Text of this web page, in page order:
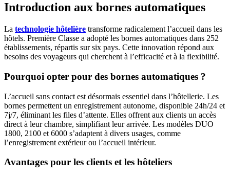
Introduction aux bornes automatiques
La technologie hôtelière transforme radicalement l’accueil dans les
hôtels. Première Classe a adopté les bornes automatiques dans 252
établissements, répartis sur six pays. Cette innovation répond aux
besoins des voyageurs qui cherchent à l’efficacité et à la flexibilité.
Pourquoi opter pour des bornes automatiques ?
L’accueil sans contact est désormais essentiel dans l’hôtellerie. Les
bornes permettent un enregistrement autonome, disponible 24h/24 et
7j/7, éliminant les files d’attente. Elles offrent aux clients un accès
direct à leur chambre, simplifiant leur arrivée. Les modèles DUO
1800, 2100 et 6000 s’adaptent à divers usages, comme
l’enregistrement extérieur ou l’accueil intérieur.
Avantages pour les clients et les hôteliers